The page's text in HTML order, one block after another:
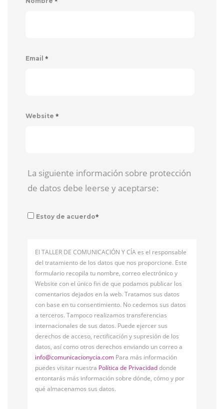
Email *
Website *
La siguiente información sobre protección
de datos debe leerse y aceptarse:
Estoy de acuerdo*
El TALLER DE COMUNICACIÓN Y CÍA es el responsable
del tratamiento de los datos que nos proporcione. Este
formulario recopila tu nombre, correo electrónico y
Website con el único fin de que podamos publicar los
comentarios dejados en la web. Tratamos sus datos
con base en tu consentimiento. No cedemos sus datos
a terceros. Tampoco realizamos transferencias
internacionales de sus datos. Puede ejercer sus
derechos de acceso, rectificación y supresión de los
datos, así como otros derechos enviando un correo a
info@comunicacionycia.com Para más información
puedes visitar nuestra Política de Privacidaddonde
entontarás más información sobre dónde, cómo y por
qué almacenamos sus datos.